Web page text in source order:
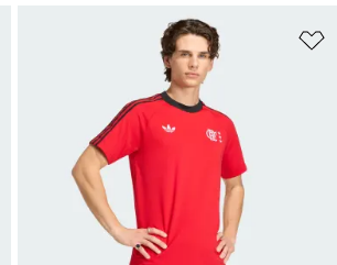
Adicionar à Lista de Desejos